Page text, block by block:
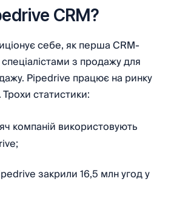
CRM?
себе, як перша CRM-
з продажу для
Pipedrive працює на ринку
статистики:
компаній використовують
закрили 16,5 млн угод у